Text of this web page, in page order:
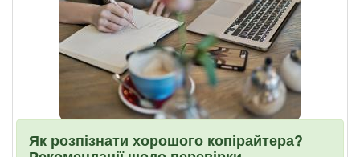
Як розпізнати хорошого копірайтера?